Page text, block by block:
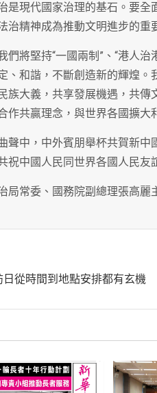
是現代國家治理的基石。要
治精神成為推動文明進步的重
們將堅持“一國兩制”、“港人
、和諧，不斷創造新的輝煌。
族大義，共享發展機遇，共
作共贏理念，與世界各國擴大
聲中，中外賓朋舉杯共賀新
祝中國人民同世界各國人民友
局常委、國務院副總理張高麗
日從時間到地點安排都有玄機